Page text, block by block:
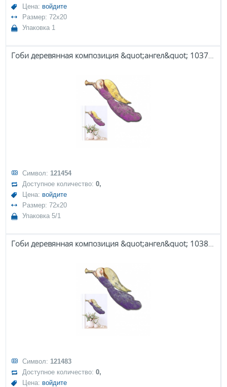
Цена: войдите
Размер: 72x20
Упаковка 1
Гоби деревянная композиция &quot;ангел&quot; 103784
Символ: 121454
Доступное количество:0,
Цена: войдите
Размер: 72x20
Упаковка 5/1
Гоби деревянная композиция &quot;ангел&quot; 103808
Символ: 121483
Доступное количество:0,
Цена: войдите